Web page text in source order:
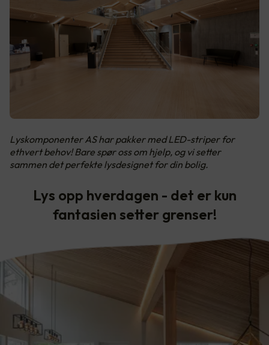
Lyskomponenter AS har pakker med LED-striper for
ethvert behov! Bare spør oss om hjelp, og vi setter
sammen det perfekte lysdesignet for din bolig.
Lys opp hverdagen - det er kun
fantasien setter grenser!